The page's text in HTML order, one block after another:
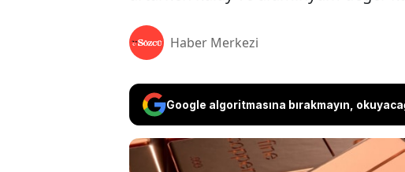
Haber Merkezi
Google algoritmasına bırakmayın,